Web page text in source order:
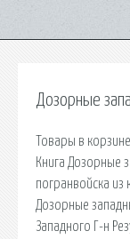
Дозорные
Товары в
Книга Дозорные
погранвойска из
Дозорные
Западного Г-н